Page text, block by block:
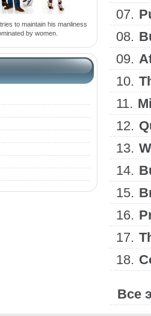
to maintain his manliness
by women.
07.
08.
09.
10.
11.
12.
13.
14.
15.
16.
17.
18.
Все